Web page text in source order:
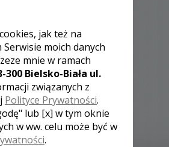
jak też na
moich danych
mnie w ramach
Bielsko-Biała ul.
związanych z
Polityce Prywatności.
lub [x] w tym oknie
w ww. celu może być w
.